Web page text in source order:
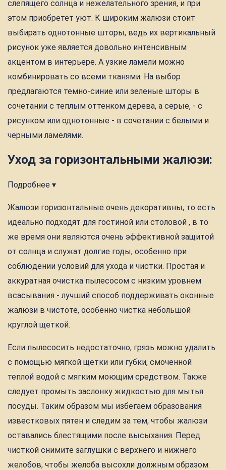
слепящего солнца и нежелательного зрения, и при
этом приобретет уют. К широким жалюзи стоит
выбирать однотонные шторы, ведь их вертикальный
рисунок уже является довольно интенсивным
акцентом в интерьере. А узкие ламели можно
комбинировать со всеми тканями. На выбор
предлагаются темно-синие или зеленые шторы в
сочетании с теплым оттенком дерева, а серые, - с
рисунком или однотонные - в сочетании с белыми и
черными ламелями.
Уход за горизонтальными жалюзи:
Подробнее ▾
Жалюзи горизонтальные очень декоративны, то есть
идеально подходят для гостиной или столовой , в то
же время они являются очень эффективной защитой
от солнца и служат долгие годы, особенно при
соблюдении условий для ухода и чистки. Простая и
аккуратная очистка пылесосом с низким уровнем
всасывания - лучший способ поддерживать оконные
жалюзи в чистоте, особенно чистка небольшой
круглой щеткой.
Если пылесосить недостаточно, грязь можно удалить
с помощью мягкой щетки или губки, смоченной
теплой водой с мягким моющим средством. Также
следует промыть заслонку жидкостью для мытья
посуды. Таким образом мы избегаем образования
известковых пятен и следим за тем, чтобы жалюзи
оставались блестящими после высыхания. Перед
чисткой снимите заглушки с верхнего и нижнего
желобов, чтобы желоба высохли должным образом.